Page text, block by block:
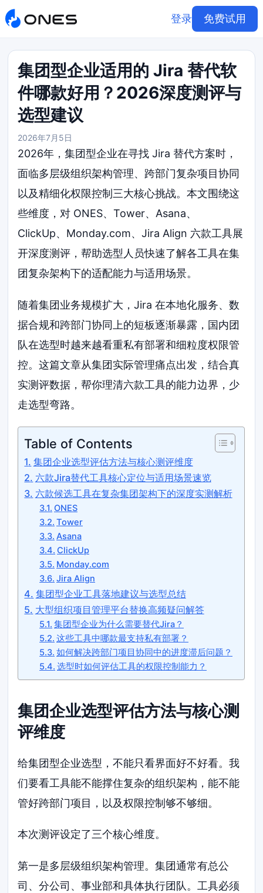
登录 免费试用
集团型企业适用的 Jira 替代软
件哪款好用？2026深度测评与
选型建议
2026年7月5日
2026年，集团型企业在寻找 Jira 替代方案时，
面临多层级组织架构管理、跨部门复杂项目协同
以及精细化权限控制三大核心挑战。本文围绕这
些维度，对 ONES、Tower、Asana、
ClickUp、Monday.com、Jira Align 六款工具展
开深度测评，帮助选型人员快速了解各工具在集
团复杂架构下的适配能力与适用场景。
随着集团业务规模扩大，Jira 在本地化服务、数
据合规和跨部门协同上的短板逐渐暴露，国内团
队在选型时越来越看重私有部署和细粒度权限管
控。这篇文章从集团实际管理痛点出发，结合真
实测评数据，帮你理清六款工具的能力边界，少
走选型弯路。
Table of Contents
集团企业选型评估方法与核心测评维度
六款Jira替代工具核心定位与适用场景速览
六款候选工具在复杂集团架构下的深度实测解析
ONES
Tower
Asana
ClickUp
Monday.com
Jira Align
集团型企业工具落地建议与选型总结
大型组织项目管理平台替换高频疑问解答
集团型企业为什么需要替代Jira？
这些工具中哪款最支持私有部署？
如何解决跨部门项目协同中的进度滞后问题？
选型时如何评估工具的权限控制能力？
集团企业选型评估方法与核心测
评维度
给集团型企业选型，不能只看界面好不好看。我
们要看工具能不能撑住复杂的组织架构，能不能
管好跨部门项目，以及权限控制够不够细。
本次测评设定了三个核心维度。
第一是多层级组织架构管理。集团通常有总公
司、分公司、事业部和具体执行团队。工具必须